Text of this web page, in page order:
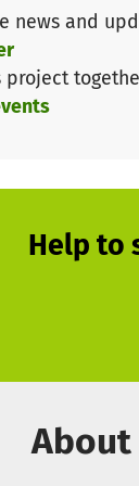
Behörden
und von
zur
Teil einer
und mit
sie benötigen.
news and
Help to
About